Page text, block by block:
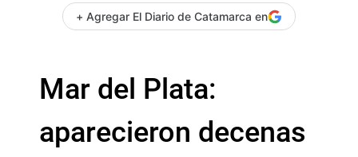
+ Agregar El Diario de Catamarca en
Mar del Plata:
aparecieron decenas